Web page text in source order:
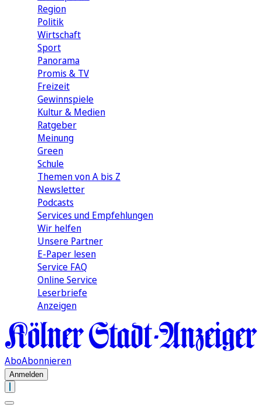
Region
Politik
Wirtschaft
Sport
Panorama
Promis & TV
Freizeit
Gewinnspiele
Kultur & Medien
Ratgeber
Meinung
Green
Schule
Themen von A bis Z
Newsletter
Podcasts
Services und Empfehlungen
Wir helfen
Unsere Partner
E-Paper lesen
Service FAQ
Online Service
Leserbriefe
Anzeigen
AboAbonnieren
Anmelden